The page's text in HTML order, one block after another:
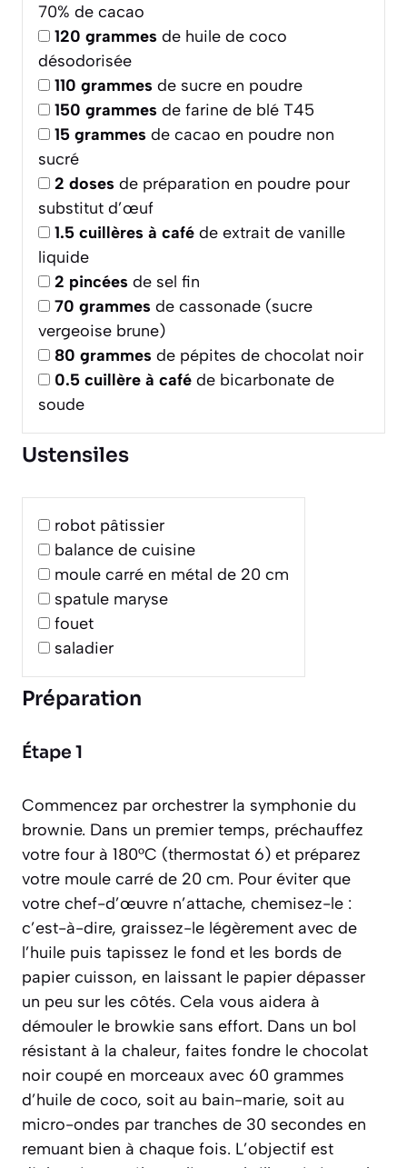
70% de cacao
120 grammes de huile de coco
désodorisée
110 grammes de sucre en poudre
150 grammes de farine de blé T45
15 grammes de cacao en poudre non
sucré
2 doses de préparation en poudre pour
substitut d’œuf
1.5 cuillères à café de extrait de vanille
liquide
2 pincées de sel fin
70 grammes de cassonade (sucre
vergeoise brune)
80 grammes de pépites de chocolat noir
0.5 cuillère à café de bicarbonate de
soude
Ustensiles
robot pâtissier
balance de cuisine
moule carré en métal de 20 cm
spatule maryse
fouet
saladier
Préparation
Étape 1
Commencez par orchestrer la symphonie du
brownie. Dans un premier temps, préchauffez
votre four à 180°C (thermostat 6) et préparez
votre moule carré de 20 cm. Pour éviter que
votre chef-d’œuvre n’attache, chemisez-le :
c’est-à-dire, graissez-le légèrement avec de
l’huile puis tapissez le fond et les bords de
papier cuisson, en laissant le papier dépasser
un peu sur les côtés. Cela vous aidera à
démouler le browkie sans effort. Dans un bol
résistant à la chaleur, faites fondre le chocolat
noir coupé en morceaux avec 60 grammes
d’huile de coco, soit au bain-marie, soit au
micro-ondes par tranches de 30 secondes en
remuant bien à chaque fois. L’objectif est